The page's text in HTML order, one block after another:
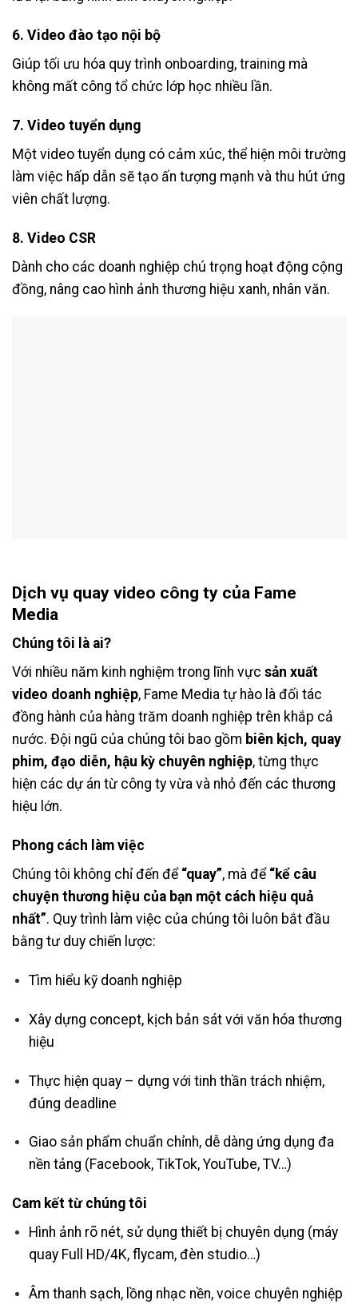
6. Video đào tạo nội bộ
Giúp tối ưu hóa quy trình onboarding, training mà
không mất công tổ chức lớp học nhiều lần.
7. Video tuyển dụng
Một video tuyển dụng có cảm xúc, thể hiện môi trường
làm việc hấp dẫn sẽ tạo ấn tượng mạnh và thu hút ứng
viên chất lượng.
8. Video CSR
Dành cho các doanh nghiệp chú trọng hoạt động cộng
đồng, nâng cao hình ảnh thương hiệu xanh, nhân văn.
Dịch vụ quay video công ty của Fame
Media
Chúng tôi là ai?
Với nhiều năm kinh nghiệm trong lĩnh vực sản xuất
video doanh nghiệp, Fame Media tự hào là đối tác
đồng hành của hàng trăm doanh nghiệp trên khắp cả
nước. Đội ngũ của chúng tôi bao gồm biên kịch, quay
phim, đạo diễn, hậu kỳ chuyên nghiệp, từng thực
hiện các dự án từ công ty vừa và nhỏ đến các thương
hiệu lớn.
Phong cách làm việc
Chúng tôi không chỉ đến để “quay”, mà để “kể câu
chuyện thương hiệu của bạn một cách hiệu quả
nhất”. Quy trình làm việc của chúng tôi luôn bắt đầu
bằng tư duy chiến lược:
Tìm hiểu kỹ doanh nghiệp
Xây dựng concept, kịch bản sát với văn hóa thương
hiệu
Thực hiện quay – dựng với tinh thần trách nhiệm,
đúng deadline
Giao sản phẩm chuẩn chỉnh, dễ dàng ứng dụng đa
nền tảng (Facebook, TikTok, YouTube, TV…)
Cam kết từ chúng tôi
Hình ảnh rõ nét, sử dụng thiết bị chuyên dụng (máy
quay Full HD/4K, flycam, đèn studio…)
Âm thanh sạch, lồng nhạc nền, voice chuyên nghiệp